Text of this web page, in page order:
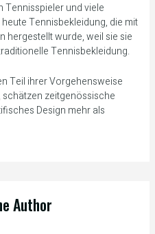
Tennisspieler und viele
Tennisbekleidung, die mit
hergestellt wurde, weil sie sie
Tennisbekleidung.
Teil ihrer Vorgehensweise
zeitgenössische
Design mehr als
Author